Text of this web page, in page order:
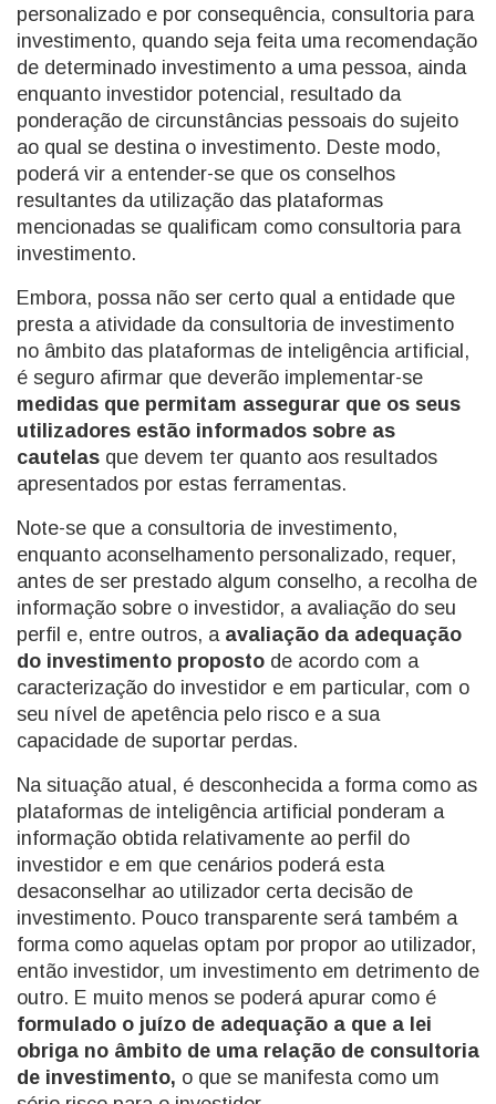
personalizado e por consequência, consultoria para
investimento, quando seja feita uma recomendação
de determinado investimento a uma pessoa, ainda
enquanto investidor potencial, resultado da
ponderação de circunstâncias pessoais do sujeito
ao qual se destina o investimento. Deste modo,
poderá vir a entender-se que os conselhos
resultantes da utilização das plataformas
mencionadas se qualificam como consultoria para
investimento.
Embora, possa não ser certo qual a entidade que
presta a atividade da consultoria de investimento
no âmbito das plataformas de inteligência artificial,
é seguro afirmar que deverão implementar-se
medidas que permitam assegurar que os seus
utilizadores estão informados sobre as
cautelas que devem ter quanto aos resultados
apresentados por estas ferramentas.
Note-se que a consultoria de investimento,
enquanto aconselhamento personalizado, requer,
antes de ser prestado algum conselho, a recolha de
informação sobre o investidor, a avaliação do seu
perfil e, entre outros, a avaliação da adequação
do investimento proposto de acordo com a
caracterização do investidor e em particular, com o
seu nível de apetência pelo risco e a sua
capacidade de suportar perdas.
Na situação atual, é desconhecida a forma como as
plataformas de inteligência artificial ponderam a
informação obtida relativamente ao perfil do
investidor e em que cenários poderá esta
desaconselhar ao utilizador certa decisão de
investimento. Pouco transparente será também a
forma como aquelas optam por propor ao utilizador,
então investidor, um investimento em detrimento de
outro. E muito menos se poderá apurar como é
formulado o juízo de adequação a que a lei
obriga no âmbito de uma relação de consultoria
de investimento, o que se manifesta como um